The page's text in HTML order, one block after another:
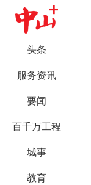
头条
服务资讯
要闻
百千万工程
城事
教育